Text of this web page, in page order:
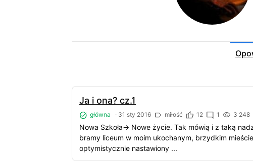
Ja i ona? cz.1
główna · 31 sty 2016 miłość 12 1 3 248
Nowa Szkoła-> Nowe życie. Tak mówią i z taką
bramy liceum w moim ukochanym, brzydkim
optymistycznie nastawiony ...